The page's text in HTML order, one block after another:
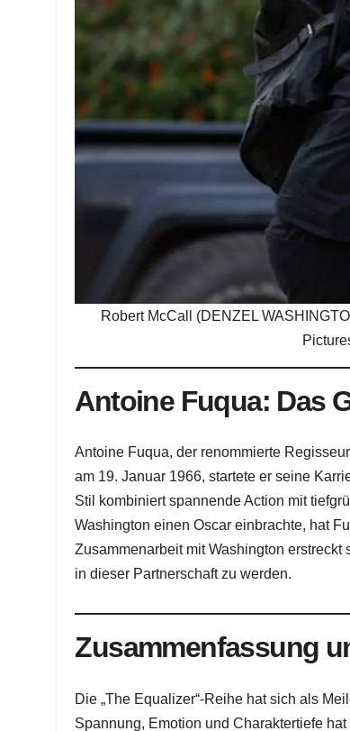
Robert McCall (DENZEL
Antoine Fuqua: Das
Antoine Fuqua, der renommierte
am 19. Januar 1966, startete er seine
Stil kombiniert spannende Action mit
Washington einen Oscar einbrachte, hat
Zusammenarbeit mit Washington
in dieser Partnerschaft zu werden.
Zusammenfassung
Die „The Equalizer“-Reihe hat sich als
Spannung, Emotion und Charaktertiefe